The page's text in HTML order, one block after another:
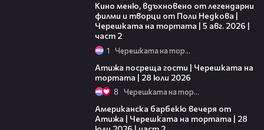
Кино меню, вдъхновено от легендарни
филми и творци от Поли Недкова |
Черешката на тортата | 5 авг. 2026 |
част 2
1 Черешката на тортата
Атижа посреща гости | Черешката на
тортата | 28 юли 2026
8 Черешката на тортата
Американска барбекю вечеря от
Атижа | Черешката на тортата | 28